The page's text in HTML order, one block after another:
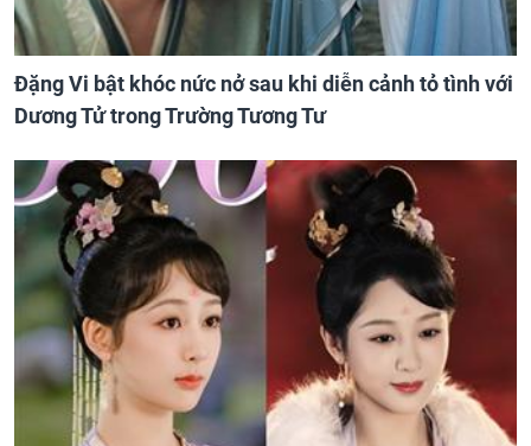
Đặng Vi bật khóc nức nở sau khi diễn cảnh tỏ tình với
Dương Tử trong Trường Tương Tư